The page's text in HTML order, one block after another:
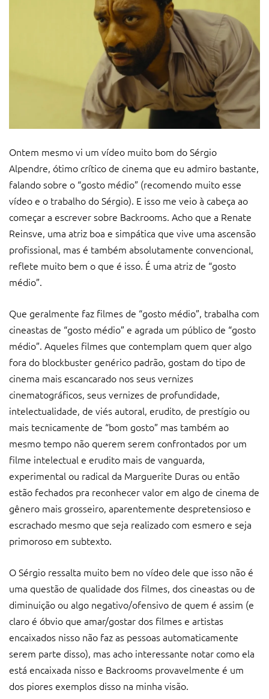
Ontem mesmo vi um vídeo muito bom do Sérgio
Alpendre, ótimo crítico de cinema que eu admiro bastante,
falando sobre o “gosto médio” (recomendo muito esse
vídeo e o trabalho do Sérgio). E isso me veio à cabeça ao
começar a escrever sobre Backrooms. Acho que a Renate
Reinsve, uma atriz boa e simpática que vive uma ascensão
profissional, mas é também absolutamente convencional,
reflete muito bem o que é isso. É uma atriz de “gosto
médio”.
Que geralmente faz filmes de “gosto médio”, trabalha com
cineastas de “gosto médio” e agrada um público de “gosto
médio”. Aqueles filmes que contemplam quem quer algo
fora do blockbuster genérico padrão, gostam do tipo de
cinema mais escancarado nos seus vernizes
cinematográficos, seus vernizes de profundidade,
intelectualidade, de viés autoral, erudito, de prestígio ou
mais tecnicamente de “bom gosto” mas também ao
mesmo tempo não querem serem confrontados por um
filme intelectual e erudito mais de vanguarda,
experimental ou radical da Marguerite Duras ou então
estão fechados pra reconhecer valor em algo de cinema de
gênero mais grosseiro, aparentemente despretensioso e
escrachado mesmo que seja realizado com esmero e seja
primoroso em subtexto.
O Sérgio ressalta muito bem no vídeo dele que isso não é
uma questão de qualidade dos filmes, dos cineastas ou de
diminuição ou algo negativo/ofensivo de quem é assim (e
claro é óbvio que amar/gostar dos filmes e artistas
encaixados nisso não faz as pessoas automaticamente
serem parte disso), mas acho interessante notar como ela
está encaixada nisso e Backrooms provavelmente é um
dos piores exemplos disso na minha visão.